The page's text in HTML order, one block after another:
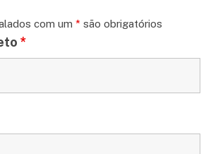
com um * são obrigatórios
*